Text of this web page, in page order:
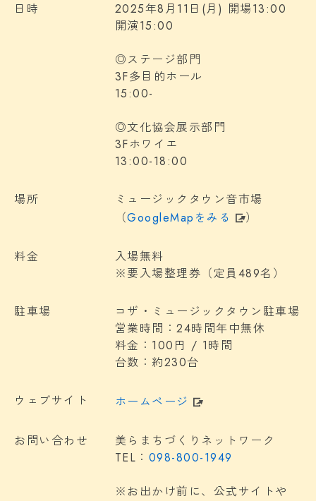
日時
2025年8月11日(月) 開場13:00
開演15:00
◎ステージ部門
3F多目的ホール
15:00-
◎文化協会展示部門
3Fホワイエ
13:00-18:00
場所
ミュージックタウン音市場
（GoogleMapをみる ）
料金
入場無料
※要入場整理券（定員489名）
駐車場
コザ・ミュージックタウン駐車場
営業時間：24時間年中無休
料金：100円 / 1時間
台数：約230台
ウェブサイト ホームページ
お問い合わせ
美らまちづくりネットワーク
TEL： 098-800-1949
※お出かけ前に、公式サイトや